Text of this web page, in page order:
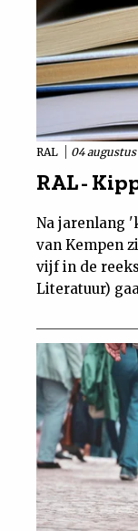
RAL 04
RAL -
Na jarenlang
van Kempen
vijf in de
Literatuur)